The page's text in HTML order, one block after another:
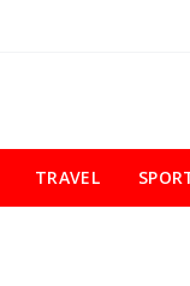
TRAVEL